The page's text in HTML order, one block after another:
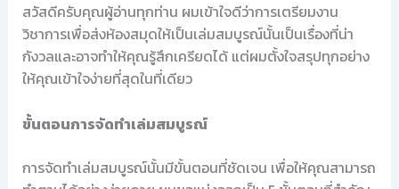
สวัสดีครับคุณผู้อ่านทุกท่าน ผมเข้าใจดีว่าการเตรียมงาน
วิชาการเพื่อส่งห้องสมุดให้เป็นเล่มสมบูรณ์นั้นเป็นเรื่องที่น่า
กังวลและอาจทำให้คุณรู้สึกเครียดได้ แต่ผมตั้งใจสรุปทุกอย่าง
ให้คุณเข้าใจง่ายที่สุดในที่เดียว
ขั้นตอนการจัดทำเล่มสมบูรณ์
การจัดทำเล่มสมบูรณ์นั้นมีขั้นตอนที่ชัดเจน เพื่อให้คุณสามารถ